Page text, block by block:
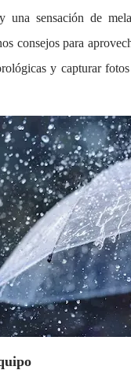
una sensación de
consejos para
y capturar